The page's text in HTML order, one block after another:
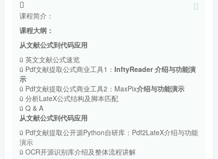
课程简介：
课程大纲：
从文献公式到代码应用
ü 英文文献公式速览
ü Pdf文献提取公式商业工具1： InftyReader介绍与功能演
示
ü Pdf文献提取公式商业工具2：MaxPix介绍与功能演示
ü 分析LateX公式结构及脚本匹配
ü Q & A
从文献公式到代码应用
ü Pdf文献提取公开源Python自研库：Pdf2LateX介绍与功能
演示
ü OCR开源识别库介绍及整体流程讲解